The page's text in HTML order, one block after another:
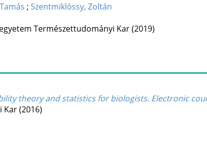
; Szentmiklóssy, Zoltán
Természettudományi Kar(2019)
theory and statistics for biologists. Electronic
Kar(2016)